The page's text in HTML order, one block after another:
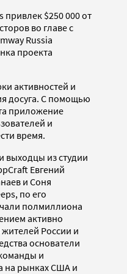
привлек $250 000 от
во главе с
Russia
проекта
активностей и
досуга. С помощью
приложение
и
время.
выходцы из студии
Евгений
и Соня
по его
полмиллиона
активно
России и
основатели
и
на рынках США и